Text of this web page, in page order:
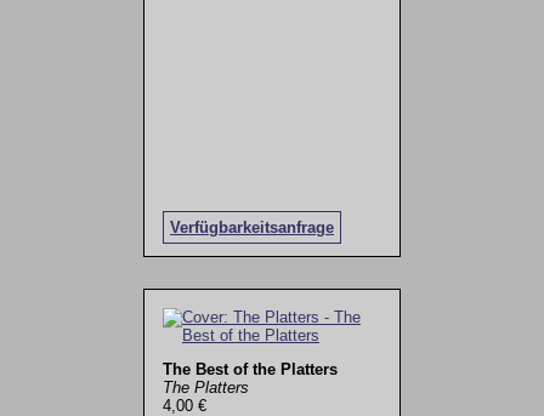
Verfügbarkeitsanfrage
The Best of the Platters
The Platters
4,00 €